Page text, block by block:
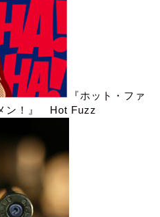
『ホット・ファ
ン！』 Hot Fuzz